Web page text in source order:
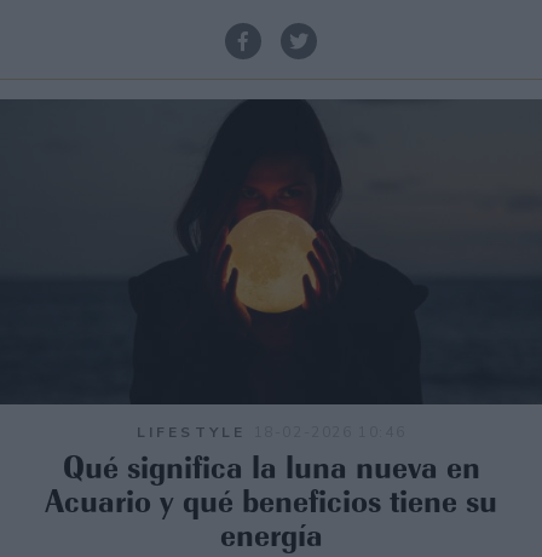
LIFESTYLE
Qué significa la luna nueva en
Acuario y qué beneficios tiene su
energía